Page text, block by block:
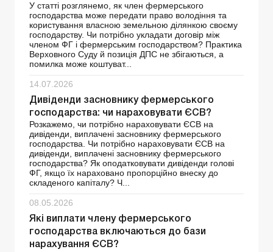
У статті розглянемо, як член фермерського
господарства може передати право володіння та
користування власною земельною ділянкою своєму
господарству. Чи потрібно укладати договір між
членом ФГ і фермерським господарством? Практика
Верховного Суду й позиція ДПС не збігаються, а
помилка може коштуват...
14.07.2026
Дивіденди засновнику фермерського
господарства: чи нараховувати ЄСВ?
Розкажемо, чи потрібно нараховувати ЄСВ на
дивіденди, виплачені засновнику фермерського
господарства. Чи потрібно нараховувати ЄСВ на
дивіденди, виплачені засновнику фермерського
господарства? Як оподатковувати дивіденди голові
ФГ, якщо їх нараховано пропорційно внеску до
складеного капіталу? Ч...
08.05.2026
Які виплати члену фермерського
господарства включаються до бази
нарахування ЄСВ?